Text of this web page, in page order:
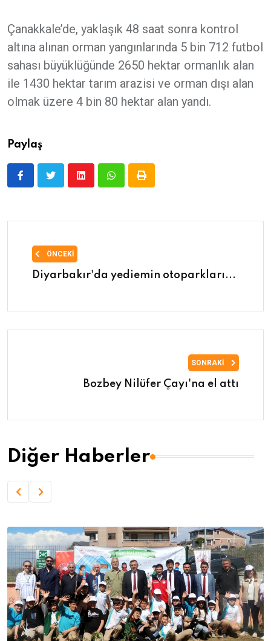
Çanakkale’de, yaklaşık 48 saat sonra kontrol
altına alınan orman yangınlarında 5 bin 712 futbol
sahası büyüklüğünde 2650 hektar ormanlık alan
ile 1430 hektar tarım arazisi ve orman dışı alan
olmak üzere 4 bin 80 hektar alan yandı.
Paylaş
ÖNCEKI
Diyarbakır'da yediemin otoparkları...
SONRAKI
Bozbey Nilüfer Çayı'na el attı
Diğer Haberler